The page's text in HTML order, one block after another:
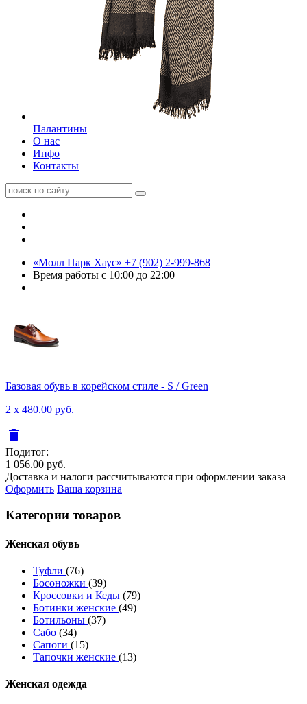
Палантины
О нас
Инфо
Контакты
«Молл Парк Хаус» +7 (902) 2-999-868
Время работы с 10:00 до 22:00
Базовая обувь в корейском стиле - S / Green
2 x 480.00 руб.
delete
Подитог:
1 056.00 руб.
Доставка и налоги рассчитываются при оформлении заказа
Оформить Ваша корзина
Категории товаров
Женcкая обувь
Туфли (76)
Босоножки (39)
Кроссовки и Кеды (79)
Ботинки женские (49)
Ботильоны (37)
Сабо (34)
Сапоги (15)
Тапочки женские (13)
Женская одежда